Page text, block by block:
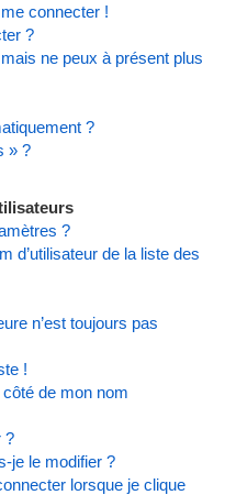
connecter !
?
ne peux à présent plus
?
» ?
?
d’utilisateur de la liste des
n’est toujours pas
!
de mon nom
?
je le modifier ?
lorsque je clique